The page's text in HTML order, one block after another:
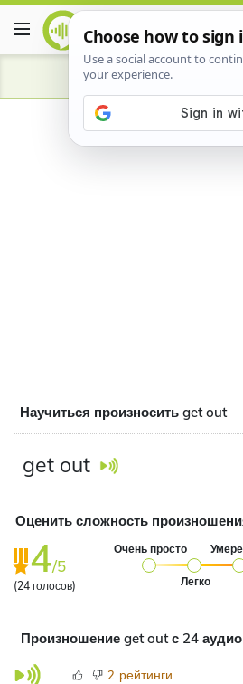
Advertisement
Научиться произносить get out
get out
Оценить сложность
4/5
(24 голосов)
Очень просто
Легко
Произношение get out с 24
2 рейтинги